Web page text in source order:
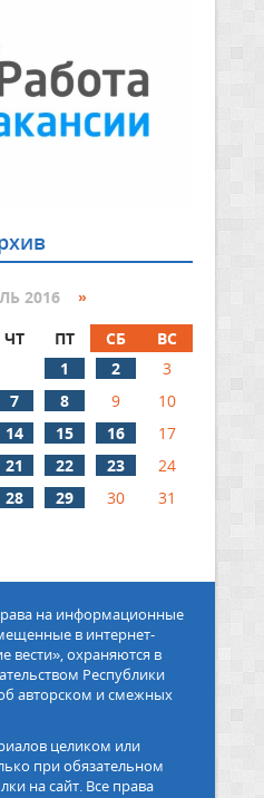
2016 »
ЧТ ПТ СБ
ВС
1
2
3
7 8 9
10
14 15 16
17
21 22 23
24
28 29 30 31
на информационные
в интернет-
вести», охраняются в
Республики
авторском и смежных
целиком или
при обязательном
на сайт. Все права